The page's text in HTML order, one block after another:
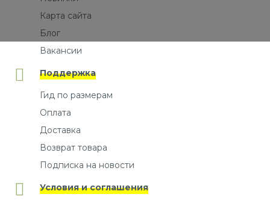
Карта сайта
Блог
Вакансии
Поддержка
Гид по размерам
Оплата
Доставка
Возврат товара
Подписка на новости
Условия и соглашения